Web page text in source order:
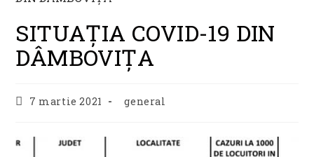
SITUAȚIA COVID-19 DIN
DÂMBOVIȚA
Post7 martie 2021
Post
general